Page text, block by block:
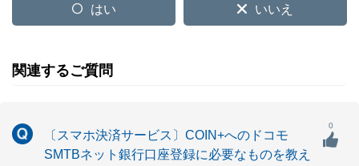
はい いいえ
関連するご質問
〔スマホ決済サービス〕COIN+へのドコモ
SMTBネット銀行口座登録に必要なものを教え
0